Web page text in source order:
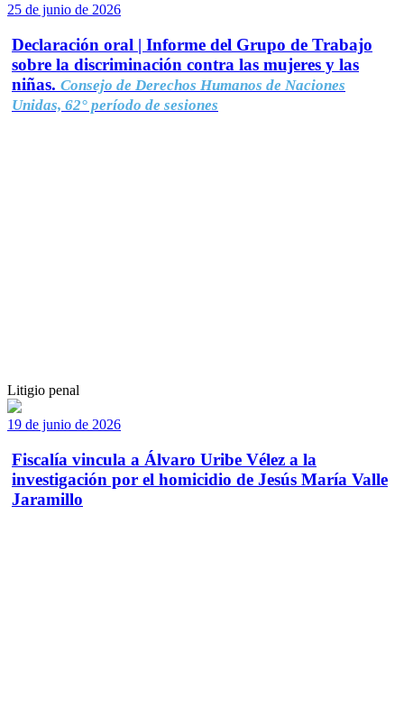
25 de junio de 2026
Declaración oral | Informe del Grupo de Trabajo
sobre la discriminación contra las mujeres y las
niñas. Consejo de Derechos Humanos de Naciones
Unidas, 62° período de sesiones
Litigio penal
19 de junio de 2026
Fiscalía vincula a Álvaro Uribe Vélez a la
investigación por el homicidio de Jesús María Valle
Jaramillo